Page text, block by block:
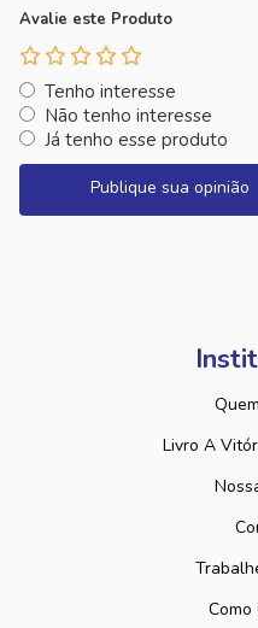
Avalie este Produto
Tenho interesse
Não tenho interesse
Já tenho esse produto
Publique sua opinião
Livro A
Como